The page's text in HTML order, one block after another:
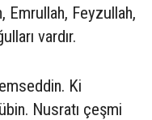
Emrullah, Feyzullah,
vardır.
Ki
Nusratı çeşmi